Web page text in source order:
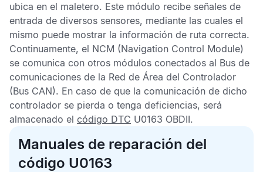
ubica en el maletero. Este módulo recibe señales de
entrada de diversos sensores, mediante las cuales el
mismo puede mostrar la información de ruta correcta.
Continuamente, el NCM (Navigation Control Module)
se comunica con otros módulos conectados al Bus de
comunicaciones de la Red de Área del Controlador
(Bus CAN). En caso de que la comunicación de dicho
controlador se pierda o tenga deficiencias, será
almacenado el código DTC U0163 OBDII.
Manuales de reparación del
código U0163